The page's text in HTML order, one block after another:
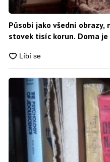
Působí jako všední
stovek tisíc korun. Doma